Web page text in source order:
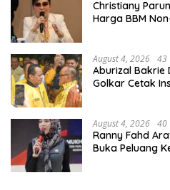
Christiany
Harga BBM
August 4, 2026 43
Aburizal Bakrie
Golkar Cetak
August 4, 2026 40
Ranny Fahd
Buka Peluang